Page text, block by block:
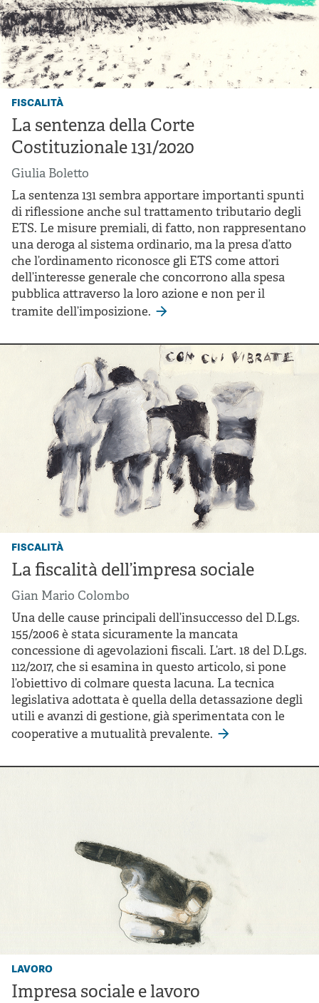
fiscalità
La sentenza della Corte
Costituzionale 131/2020
Giulia Boletto
La sentenza 131 sembra apportare importanti spunti
di riflessione anche sul trattamento tributario degli
ETS. Le misure premiali, di fatto, non rappresentano
una deroga al sistema ordinario, ma la presa d’atto
che l’ordinamento riconosce gli ETS come attori
dell’interesse generale che concorrono alla spesa
pubblica attraverso la loro azione e non per il
tramite dell’imposizione.
fiscalità
La fiscalità dell’impresa sociale
Gian Mario Colombo
Una delle cause principali dell’insuccesso del D.Lgs.
155/2006 è stata sicuramente la mancata
concessione di agevolazioni fiscali. L’art. 18 del D.Lgs.
112/2017, che si esamina in questo articolo, si pone
l’obiettivo di colmare questa lacuna. La tecnica
legislativa adottata è quella della detassazione degli
utili e avanzi di gestione, già sperimentata con le
cooperative a mutualità prevalente.
lavoro
Impresa sociale e lavoro